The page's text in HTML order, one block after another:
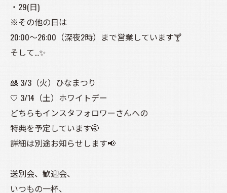
・29(日)
※その他の日は
20:00〜26:00（深夜2時）まで営業しています🍸
そして…✨
🎎 3/3（火）ひなまつり
🤍 3/14（土）ホワイトデー
どちらもインスタフォロワーさんへの
特典を予定しています🤭
詳細は別途お知らせします📢
送別会、歓迎会、
いつもの一杯、